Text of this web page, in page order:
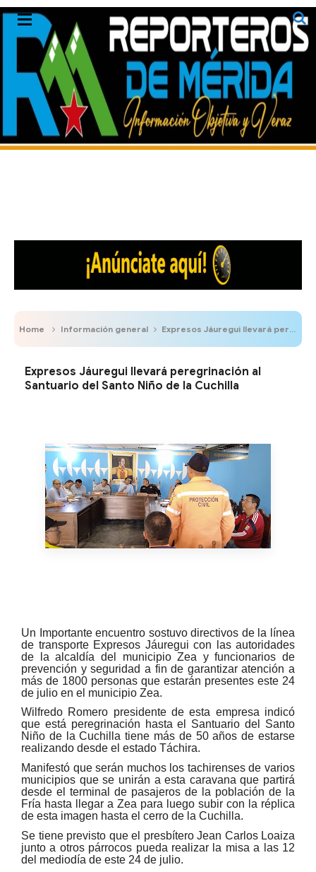
Home Información general Expresos Jáuregui llevará peregrinación al Santuario del Santo Niño de la Cuchilla
Expresos Jáuregui llevará peregrinación al
Santuario del Santo Niño de la Cuchilla
Un Importante encuentro sostuvo directivos de la línea
de transporte Expresos Jáuregui con las autoridades
de la alcaldía del municipio Zea y funcionarios de
prevención y seguridad a fin de garantizar atención a
más de 1800 personas que estarán presentes este 24
de julio en el municipio Zea.
Wilfredo Romero presidente de esta empresa indicó
que está peregrinación hasta el Santuario del Santo
Niño de la Cuchilla tiene más de 50 años de estarse
realizando desde el estado Táchira.
Manifestó que serán muchos los tachirenses de varios
municipios que se unirán a esta caravana que partirá
desde el terminal de pasajeros de la población de la
Fría hasta llegar a Zea para luego subir con la réplica
de esta imagen hasta el cerro de la Cuchilla.
Se tiene previsto que el presbítero Jean Carlos Loaiza
junto a otros párrocos pueda realizar la misa a las 12
del mediodía de este 24 de julio.